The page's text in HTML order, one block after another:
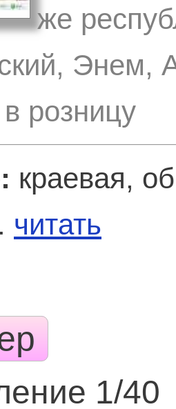
же
Энем,
розницу
краевая,
читать
1/40